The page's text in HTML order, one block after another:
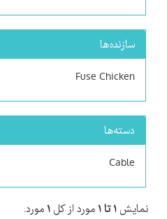
سازنده‌ها
Fuse Chicken
دسته‌ها
Cable
نمایش ۱ تا ۱ مورد از کل ۱ مورد.